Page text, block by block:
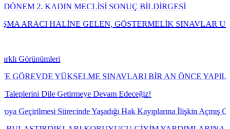
MECLİSİ SONUÇ BİLDİRGESİ
GELEN, GÖSTERMELİK SINAVLAR USULÜNE
YÜKSELME SINAVLARI BİR AN ÖNCE YAPILMALIDIR!
Getirmeye Devam Edeceğiz!
Sürecinde Yaşadığı Hak Kayıplarına İlişkin Açmış Olduğumuz